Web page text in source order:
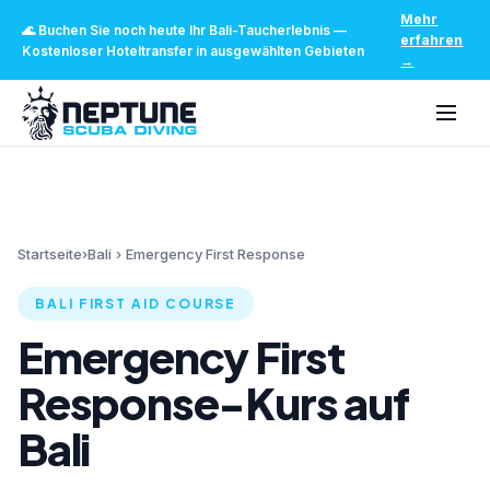
🌊 Buchen Sie noch heute Ihr Bali-Taucherlebnis —
Kostenloser Hoteltransfer in ausgewählten Gebieten
Mehr
erfahren
→
Startseite›Bali › Emergency First Response
BALI FIRST AID COURSE
Emergency First
Response-Kurs auf
Bali